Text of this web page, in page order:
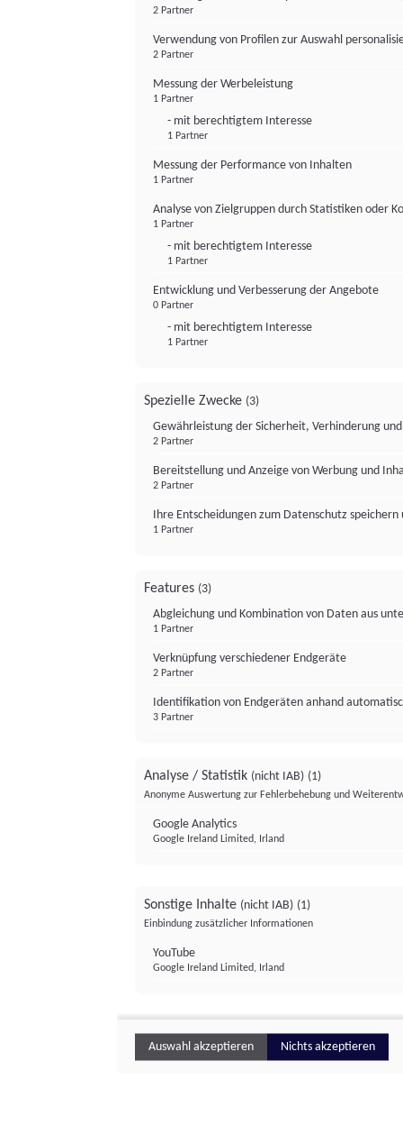
2 Partner
Verwendung von Profilen zur Auswahl
2 Partner
Messung der Werbeleistung
1 Partner
- mit berechtigtem Interesse
1 Partner
Messung der Performance von Inhalten
1 Partner
Analyse von Zielgruppen durch Statistiken oder
1 Partner
- mit berechtigtem Interesse
1 Partner
Entwicklung und Verbesserung der Angebote
0 Partner
- mit berechtigtem Interesse
1 Partner
Spezielle Zwecke (3)
Gewährleistung der Sicherheit, Verhinderung
2 Partner
Bereitstellung und Anzeige von Werbung und
2 Partner
Ihre Entscheidungen zum Datenschutz
1 Partner
Features (3)
Abgleichung und Kombination von Daten aus
1 Partner
Verknüpfung verschiedener Endgeräte
2 Partner
Identifikation von Endgeräten anhand
3 Partner
Analyse / Statistik (nicht IAB) (1)
Anonyme Auswertung zur Fehlerbehebung und
Google Analytics
Google Ireland Limited, Irland
Sonstige Inhalte (nicht IAB) (1)
Einbindung zusätzlicher Informationen
YouTube
Google Ireland Limited, Irland
Auswahl akzeptieren Nichts akzeptieren